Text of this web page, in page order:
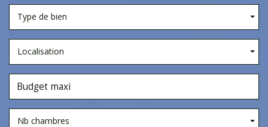
Type de bien
Localisation
Nb chambres